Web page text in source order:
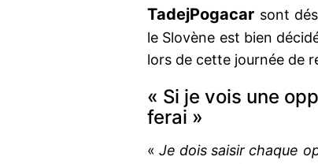
TadejPogacar sont
le Slovène est bien
lors de cette journée de
« Si je vois une
ferai »
«Je dois saisir chaque